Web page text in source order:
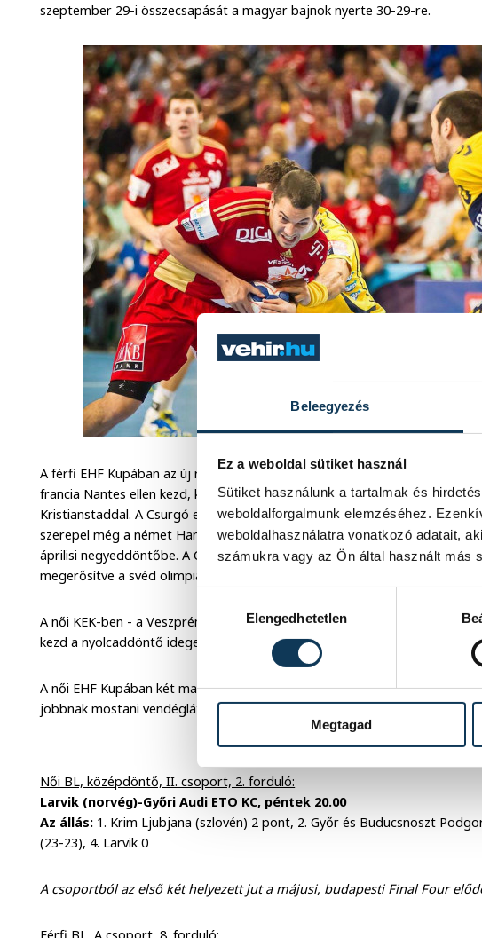
Beleegyezés
Ez a weboldal sütiket használ
Sütiket használunk a tartalmak és
weboldalforgalmunk elemzéséhez.
weboldalhasználatra vonatkozó adatait,
számukra vagy az Ön által használt más
Elengedhetetlen
Megtagad
szeptember 29-i összecsapását a magyar bajnok nyerte 30-29-re.
A férfi EHF Kupában az új rendszerben 16-os főtáblán folytatódnak a
francia Nantes ellen kezd, később találkozik még a szlovák Tatran
Kristianstaddal. A Csurgó először a spanyol Ademar León vendége lesz,
szerepel még a német Hannover és a svéd Lugi HF. A két négyesből a
áprilisi negyeddöntőbe. A Csurgónak ehhez bravúrra lenne szüksége, a
megerősítve a svéd olimpiai ezüstérmes balszélsővel, Jonas Källmannal -
A női KEK-ben - a Veszprém múlt heti búcsúját követően - az FTC tíz-, az
kezd a nyolcaddöntő idegenbeli visszavágóján.
A női EHF Kupában két magyar csapat csap összes: a Fehérvár egy hete
jobbnak mostani vendéglátójánál, a Vácnál.
Női BL, középdöntő, II. csoport, 2. forduló:
Larvik (norvég)-Győri Audi ETO KC, péntek 20.00
Az állás: 1. Krim Ljubjana (szlovén) 2 pont, 2. Győr és Buducsnoszt
(23-23), 4. Larvik 0
A csoportból az első két helyezett jut a májusi, budapesti Final Four